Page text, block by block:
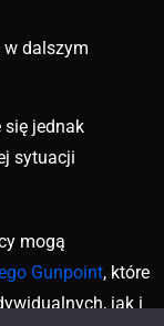
dalszym
jednak
sytuacji
mogą
Gunpoint, które
jak i